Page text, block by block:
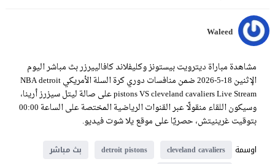
Waleed
مشاهدة مباراة ديترويت بيستونز وكليفلاند كافالييرزر بث مباشر اليوم
الإثنين 18-5-2026 ضمن منافسات دوري كرة السلة الأمريكي NBA detroit
pistons VS cleveland cavaliers Live Stream على صالة ليتل سيزرز أرينا،
وسيكون اللقاء منقولًا عبر القنوات الرياضية المختصة على الساعة 00:00
بتوقيت غرينيتش، حصريًا على موقع يلا شوت فيديو.
اوسمة
cleveland cavaliers
detroit pistons
بث مباشر